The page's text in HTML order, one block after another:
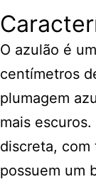
O azulão é
centímetros
plumagem
mais
discreta, com
possuem um